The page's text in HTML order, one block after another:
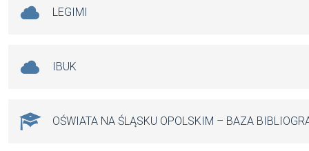
LEGIMI
IBUK
OŚWIATA NA ŚLĄSKU OPOLSKIM – BAZA